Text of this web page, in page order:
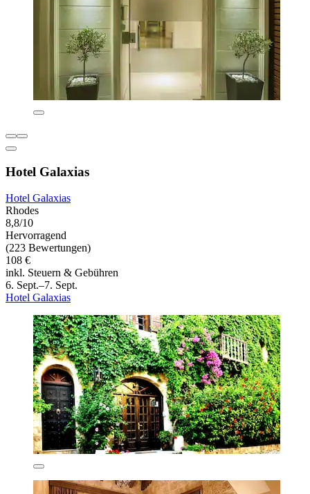
Hotel Galaxias
Hotel Galaxias
Rhodes
8,8/10
Hervorragend
(223 Bewertungen)
108 €
inkl. Steuern & Gebühren
6. Sept.–7. Sept.
Hotel Galaxias